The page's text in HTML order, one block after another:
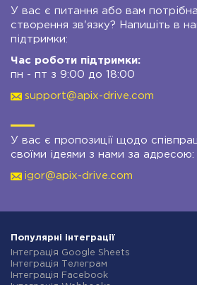
У вас є питання або вам
створення зв'язку? Напишіть в
підтримки:
Час роботи підтримки:
пн - пт з 9:00 до 18:00
support@apix-drive.com
У вас є пропозиції щодо
своїми ідеями з нами за адресою:
igor@apix-drive.com
Популярні інтеграції
Інтеграція Google Sheets
Інтеграція Телеграм
Інтеграція Facebook